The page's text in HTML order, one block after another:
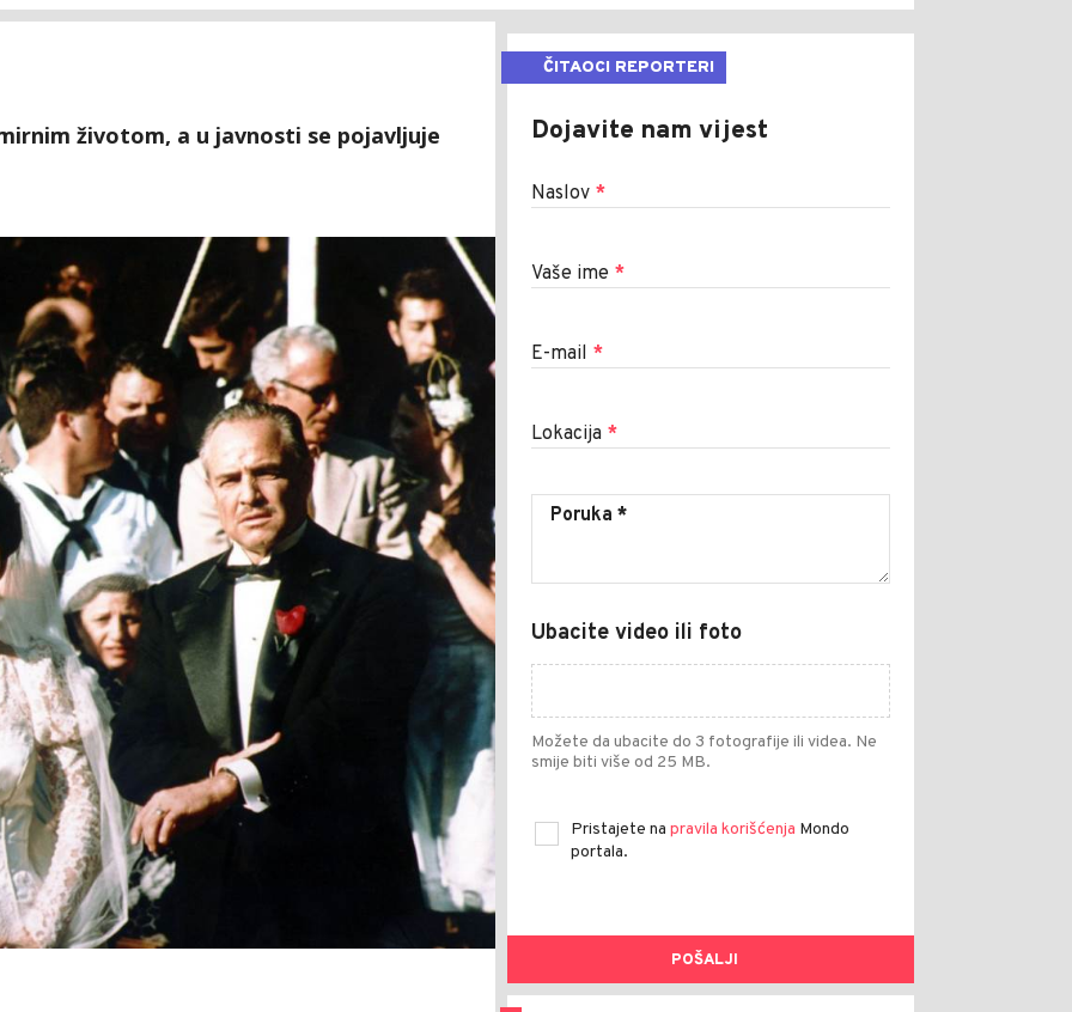
životom, a u javnosti se pojavljuje
ČITAOCI REPORTERI
Dojavite nam vijest
Naslov *
Vaše ime *
E-mail *
Lokacija *
Ubacite video ili foto
Možete da ubacite do 3 fotografije ili videa. Ne
smije biti više od 25 MB.
Pristajete na pravila korišćenja Mondo
portala.
POŠALJI